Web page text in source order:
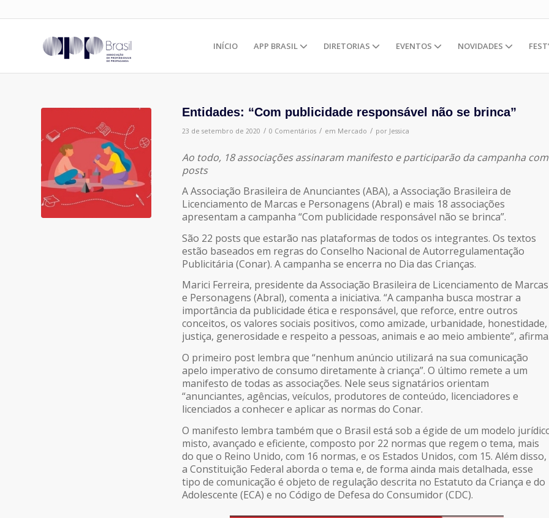
INÍCIO APP BRASIL DIRETORIAS EVENTOS NOVIDADES
Entidades: “Com publicidade responsável não se brinca”
23 de setembro de 2020 / 0 Comentários / em Mercado / por Jessica
Ao todo, 18 associações assinaram manifesto e participarão da campanha com
posts
A Associação Brasileira de Anunciantes (ABA), a Associação Brasileira de
Licenciamento de Marcas e Personagens (Abral) e mais 18 associações
apresentam a campanha “Com publicidade responsável não se brinca”.
São 22 posts que estarão nas plataformas de todos os integrantes. Os textos
estão baseados em regras do Conselho Nacional de Autorregulamentação
Publicitária (Conar). A campanha se encerra no Dia das Crianças.
Marici Ferreira, presidente da Associação Brasileira de Licenciamento de Marcas
e Personagens (Abral), comenta a iniciativa. “A campanha busca mostrar a
importância da publicidade ética e responsável, que reforce, entre outros
conceitos, os valores sociais positivos, como amizade, urbanidade, honestidade,
justiça, generosidade e respeito a pessoas, animais e ao meio ambiente”,
O primeiro post lembra que “nenhum anúncio utilizará na sua comunicação
apelo imperativo de consumo diretamente à criança”. O último remete a um
manifesto de todas as associações. Nele seus signatários orientam
“anunciantes, agências, veículos, produtores de conteúdo, licenciadores e
licenciados a conhecer e aplicar as normas do Conar.
O manifesto lembra também que o Brasil está sob a égide de um modelo
misto, avançado e eficiente, composto por 22 normas que regem o tema, mais
do que o Reino Unido, com 16 normas, e os Estados Unidos, com 15. Além disso,
a Constituição Federal aborda o tema e, de forma ainda mais detalhada, esse
tipo de comunicação é objeto de regulação descrita no Estatuto da Criança e do
Adolescente (ECA) e no Código de Defesa do Consumidor (CDC).